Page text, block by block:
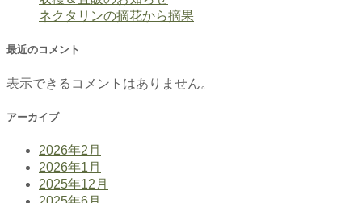
ネクタリンの摘花から摘果
最近のコメント
表示できるコメントはありません。
アーカイブ
2026年2月
2026年1月
2025年12月